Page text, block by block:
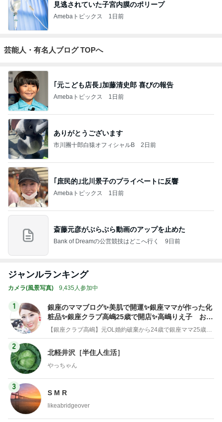
見逃されていた子宮内膜のポリープ
Amebaトピックス 1日前
芸能人・有名人ブログ TOPへ
｢元こども店長｣加藤清史郎 喜びの報告
Amebaトピックス 1日前
ありがとうございます
市川團十郎白猿オフィシャルB 2日前
｢庶民的｣北川景子のプライベートに反響
Amebaトピックス 1日前
斎藤元彦がぶらぶら動画のアップを止めた
Bank of Dreamの公営競技はどこへ行く 9日前
ジャンルランキング
カメラ(風景写真) 9,435人参加中
1
銀座のママブログ✨美肌で開運✨銀座ママが作った化
粧品✨銀座クラブ高嶋25歳で開店✨高嶋りえ子 お着
物でエルメス バーキン コーデ
【銀座クラブ高嶋】元OL婚約破棄から24歳で銀座ママ25歳でオーナーママ銀座 美肌で開運♡パワースポット巡り高嶋りえ子ブログ
2
北軽井沢［半住人生活］
やっちゃん
3
S M R
likeabridgeover